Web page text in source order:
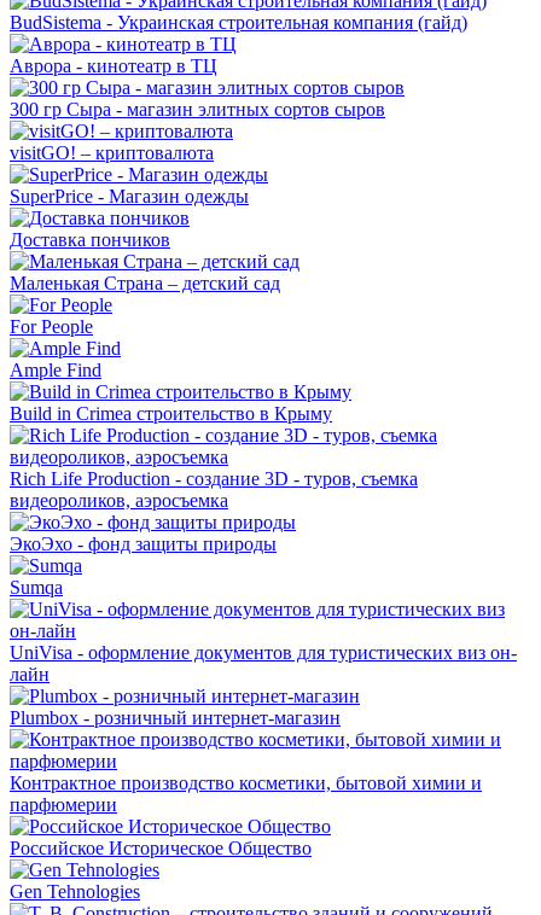
BudSistema - Украинская строительная компания (гайд)
Аврора - кинотеатр в ТЦ
300 гр Сыра - магазин элитных сортов сыров
visitGO! – криптовалюта
SuperPrice - Магазин одежды
Доставка пончиков
Маленькая Страна – детский сад
For People
Аmple Find
Build in Crimea строительство в Крыму
Rich Life Production - создание 3D - туров, съемка
видеороликов, аэросъемка
ЭкоЭхо - фонд защиты природы
Sumqa
UniVisa - оформление документов для туристических виз он-
лайн
Plumbox - розничный интернет-магазин
Контрактное производство косметики, бытовой химии и
парфюмерии
Российское Историческое Общество
Gen Tehnologies